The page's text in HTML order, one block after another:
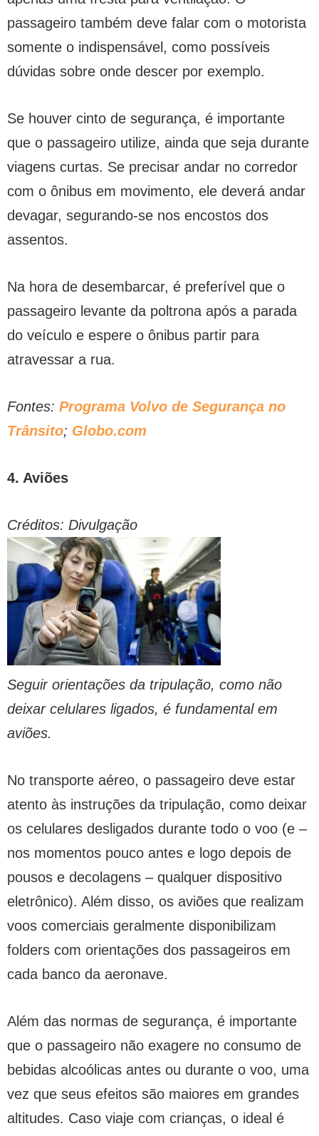
passageiro também deve falar com o motorista
somente o indispensável, como possíveis
dúvidas sobre onde descer por exemplo.
Se houver cinto de segurança, é importante
que o passageiro utilize, ainda que seja durante
viagens curtas. Se precisar andar no corredor
com o ônibus em movimento, ele deverá andar
devagar, segurando-se nos encostos dos
assentos.
Na hora de desembarcar, é preferível que o
passageiro levante da poltrona após a parada
do veículo e espere o ônibus partir para
atravessar a rua.
Fontes: Programa Volvo de Segurança no
Trânsito; Globo.com
4. Aviões
Créditos: Divulgação
Seguir orientações da tripulação, como não
deixar celulares ligados, é fundamental em
aviões.
No transporte aéreo, o passageiro deve estar
atento às instruções da tripulação, como deixar
os celulares desligados durante todo o voo (e –
nos momentos pouco antes e logo depois de
pousos e decolagens – qualquer dispositivo
eletrônico). Além disso, os aviões que realizam
voos comerciais geralmente disponibilizam
folders com orientações dos passageiros em
cada banco da aeronave.
Além das normas de segurança, é importante
que o passageiro não exagere no consumo de
bebidas alcoólicas antes ou durante o voo, uma
vez que seus efeitos são maiores em grandes
altitudes. Caso viaje com crianças, o ideal é